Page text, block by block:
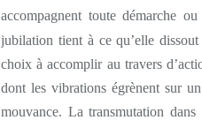
accompagnent toute démarche
jubilation tient à ce qu’elle
choix à accomplir au travers
dont les vibrations égrènent sur
mouvance. La transmutation